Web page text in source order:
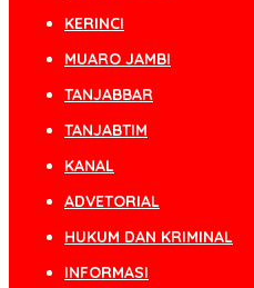
KERINCI
MUARO JAMBI
TANJABBAR
TANJABTIM
KANAL
ADVETORIAL
HUKUM DAN KRIMINAL
INFORMASI